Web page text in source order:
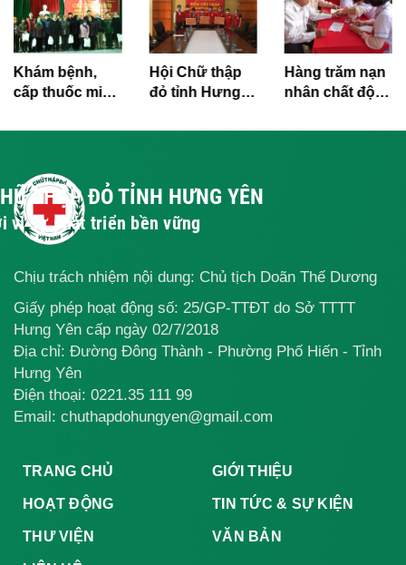
Khám bệnh,
cấp thuốc miễn
tượng chính
hoàn cảnh khó
khăn tại xã
Tống Trân,
huyện Phù Cừ.
Hội Chữ thập
đỏ tỉnh Hưng
ủng hộ nhân
dịch bệnh
Hàng trăm nạn
nhân chất độc
Phù Cừ được
THẬP ĐỎ TỈNH HƯNG YÊN
vì sự phát triển bền vững
Chịu trách nhiệm nội dung: Chủ tịch Doãn Thế Dương
Giấy phép hoạt động số: 25/GP-TTĐT do Sở TTTT
Hưng Yên cấp ngày 02/7/2018
Địa chỉ: Đường Đông Thành - Phường Phố Hiến - Tỉnh
Hưng Yên
Điện thoại: 0221.35 111 99
Email: chuthapdohungyen@gmail.com
TRANG CHỦ GIỚI THIỆU
HOẠT ĐỘNG TIN TỨC & SỰ KIỆN
THƯ VIỆN VĂN BẢN